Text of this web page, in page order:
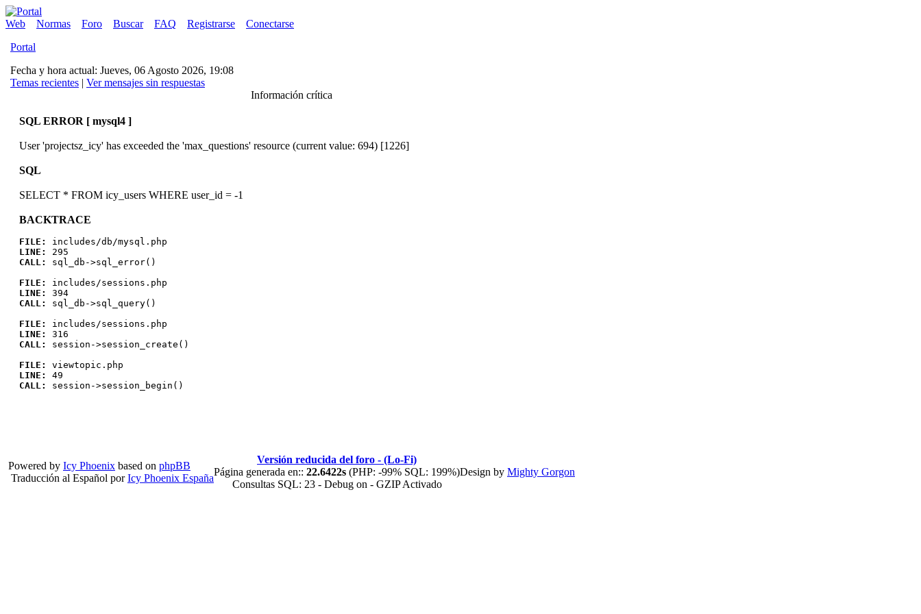
Web Normas Foro Buscar FAQ Registrarse
Conectarse
Portal
Fecha y hora actual: Jueves, 06 Agosto 2026, 19:08
Temas recientes | Ver mensajes sin respuestas
Información crítica
SQL ERROR [ mysql4 ]
User 'projectsz_icy' has exceeded the 'max_questions' resource (current value: 694) [1226]
SQL
SELECT * FROM icy_users WHERE user_id = -1
BACKTRACE
FILE:
includes/db/mysql.php
LINE:
295
CALL:
sql_db->sql_error()
FILE:
includes/sessions.php
LINE:
394
CALL:
sql_db->sql_query()
FILE:
includes/sessions.php
LINE:
316
CALL:
session->session_create()
FILE:
viewtopic.php
LINE:
49
CALL:
session->session_begin()
Powered by Icy Phoenix based on phpBB
Traducción al Español porIcy Phoenix España
Versión reducida del foro - (Lo-Fi)
Página generada en:: 22.6422s (PHP: -99% SQL: 199%)
Consultas SQL: 23 - Debug on - GZIP Activado
Design by Mighty Gorgon